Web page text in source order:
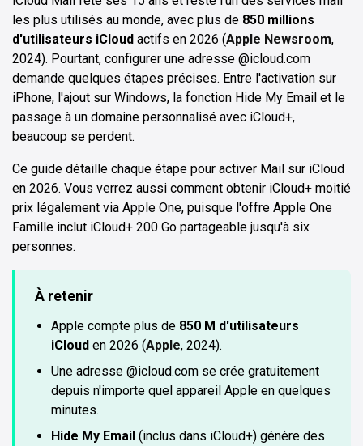
les plus utilisés au monde, avec plus de 850 millions
d'utilisateurs iCloud actifs en 2026 (Apple Newsroom,
2024). Pourtant, configurer une adresse @icloud.com
demande quelques étapes précises. Entre l'activation sur
iPhone, l'ajout sur Windows, la fonction Hide My Email et le
passage à un domaine personnalisé avec iCloud+,
beaucoup se perdent.
Ce guide détaille chaque étape pour activer Mail sur iCloud
en 2026. Vous verrez aussi comment obtenir iCloud+ moitié
prix légalement via Apple One, puisque l'offre Apple One
Famille inclut iCloud+ 200 Go partageable jusqu'à six
personnes.
À retenir
Apple compte plus de 850 M d'utilisateurs
iCloud en 2026 (Apple, 2024).
Une adresse @icloud.com se crée gratuitement
depuis n'importe quel appareil Apple en quelques
minutes.
Hide My Email (inclus dans iCloud+) génère des